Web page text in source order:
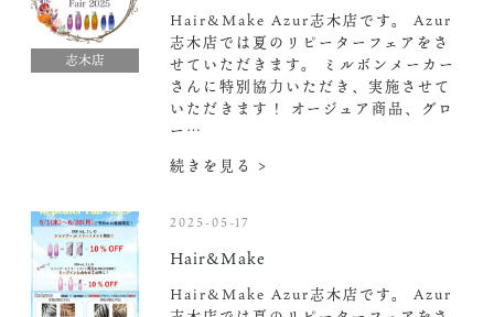
志木店
Hair&Make Azur志木店です。 Azur
志木店では夏のリピーターフェアをさ
せていただきます。 ミルボンメーカー
さんに特別協力いただき、実施させて
いただきます！ オージュア商品、グロ
ー…
続きを見る >
2025-05-17
Hair&Make
Hair&Make Azur志木店です。 Azur